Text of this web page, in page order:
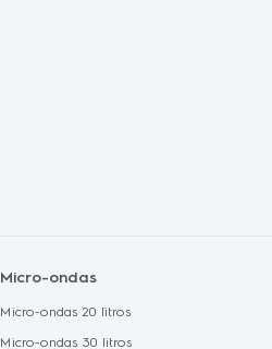
Micro-ondas
Micro-ondas 20 litros
Micro-ondas 30 litros